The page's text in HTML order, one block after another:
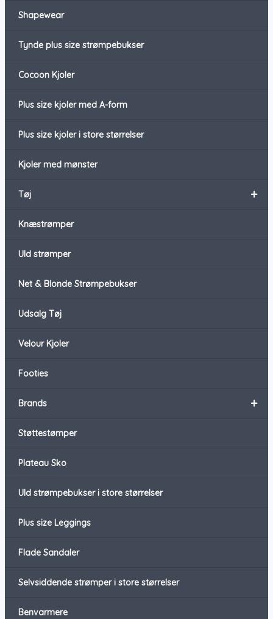
Shapewear
Tynde plus size strømpebukser
Cocoon Kjoler
Plus size kjoler med A-form
Plus size kjoler i store størrelser
Kjoler med mønster
+
Tøj
Knæstrømper
Uld strømper
Net & Blonde Strømpebukser
Udsalg Tøj
Velour Kjoler
Footies
+
Brands
Støttestømper
Plateau Sko
Uld strømpebukser i store størrelser
Plus size Leggings
Flade Sandaler
Selvsiddende strømper i store størrelser
Benvarmere